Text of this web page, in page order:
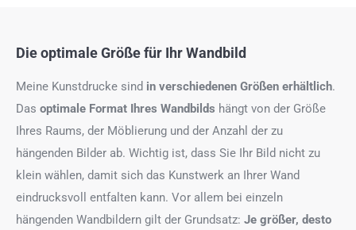
Die optimale Größe für Ihr Wandbild
Meine Kunstdrucke sind in verschiedenen Größen erhältlich.
Das optimale Format Ihres Wandbilds hängt von der Größe
Ihres Raums, der Möblierung und der Anzahl der zu
hängenden Bilder ab. Wichtig ist, dass Sie Ihr Bild nicht zu
klein wählen, damit sich das Kunstwerk an Ihrer Wand
eindrucksvoll entfalten kann. Vor allem bei einzeln
hängenden Wandbildern gilt der Grundsatz: Je größer, desto